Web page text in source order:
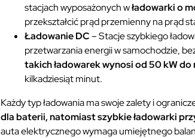
stacjach wyposażonych władowarki o
przekształcić prąd przemienny na prąd
Ładowanie DC– Stacje szybkiego
przetwarzania energii w samochodzie,
takich ładowarek wynosi od 50 kW
kilkadziesiąt minut.
Każdy typ ładowania ma swoje zalety i
dla baterii, natomiast szybkie ładowarki
auta elektrycznego wymaga umiejętnego